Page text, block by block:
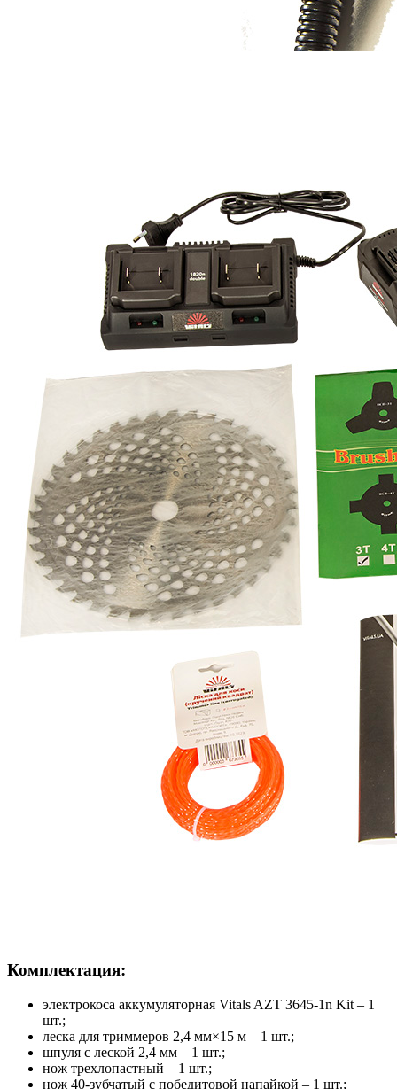
Комплектация:
электрокоса аккумуляторная Vitals AZT 3645-1n Kit – 1
шт.;
леска для триммеров 2,4 мм×15 м – 1 шт.;
шпуля с леской 2,4 мм – 1 шт.;
нож трехлопастный – 1 шт.;
нож 40-зубчатый с победитовой напайкой – 1 шт.;